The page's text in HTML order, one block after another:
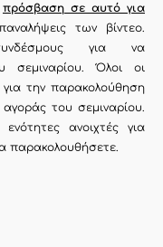
πρόσβαση σε αυτό για
των βίντεο.
για να
σεμιναρίου. Όλοι οι
την παρακολούθηση
του σεμιναρίου.
ανοιχτές για
παρακολουθήσετε.